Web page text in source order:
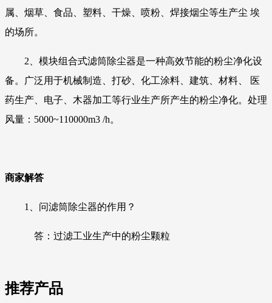
属、烟草、食品、塑料、干燥、喷粉、焊接烟尘等生产尘 埃
的场所。
2、模块组合式滤筒除尘器是一种高效节能的粉尘净化设
备。广泛用于机械制造、打砂、化工涂料、建筑、材料、 医
药生产、电子、木器加工等行业生产所产生的粉尘净化。处理
风量：5000~110000m3 /h。
商家解答
1、问滤筒除尘器的作用？
答： 过滤工业生产中的粉尘颗粒
推荐产品